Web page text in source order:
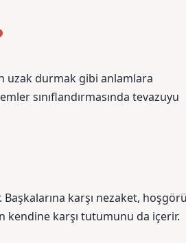
uzak durmak gibi anlamlara
sınıflandırmasında tevazuyu
karşı nezaket,
kendine karşı tutumunu da içerir.